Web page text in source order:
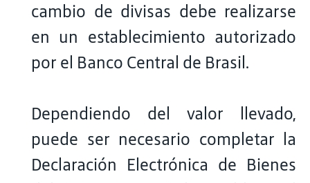
cambio de divisas debe realizarse
en un establecimiento autorizado
por el Banco Central de Brasil.
Dependiendo del valor llevado,
puede ser necesario completar la
Declaración Electrónica de Bienes